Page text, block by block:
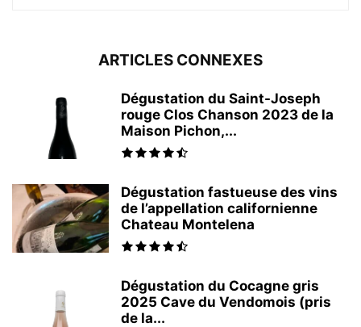
ARTICLES CONNEXES
Dégustation du Saint-Joseph
rouge Clos Chanson 2023 de la
Maison Pichon,...
Dégustation fastueuse des vins
de l’appellation californienne
Chateau Montelena
Dégustation du Cocagne gris
2025 Cave du Vendomois (pris
de la...